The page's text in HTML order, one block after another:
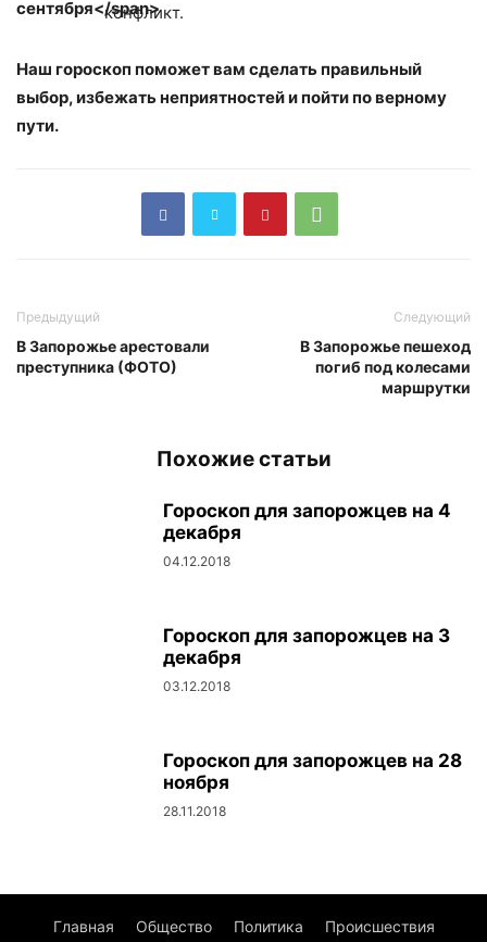
конфликт.
Наш гороскоп поможет вам сделать правильный
выбор, избежать неприятностей и пойти по верному
пути.
Предыдущий
В Запорожье арестовали
преступника (ФОТО)
Следующий
В Запорожье пешеход
погиб под колесами
маршрутки
Похожие статьи
Гороскоп для запорожцев на 4
декабря
04.12.2018
Гороскоп для запорожцев на 3
декабря
03.12.2018
Гороскоп для запорожцев на 28
ноября
28.11.2018
Главная Общество Политика Происшествия